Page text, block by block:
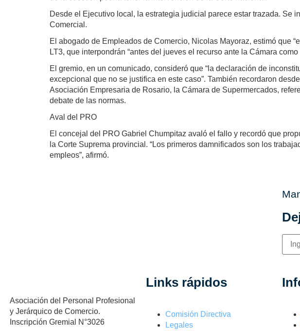
Desde el Ejecutivo local, la estrategia judicial parece estar trazada. Se
Comercial.
El abogado de Empleados de Comercio, Nicolas Mayoraz, estimó que
LT3, que interpondrán “antes del jueves el recurso ante la Cámara
El gremio, en un comunicado, consideró que “la declaración de
excepcional que no se justifica en este caso”. También recordaron
Asociación Empresaria de Rosario, la Cámara de Supermercados,
debate de las normas.
Aval del PRO
El concejal del PRO Gabriel Chumpitaz avaló el fallo y recordó que
la Corte Suprema provincial. “Los primeros damnificados son los
empleos”, afirmó.
Asociación del Personal Profesional
y Jerárquico de Comercio.
Inscripción Gremial N°3026
Links rápidos
Comisión Directiva
Legales